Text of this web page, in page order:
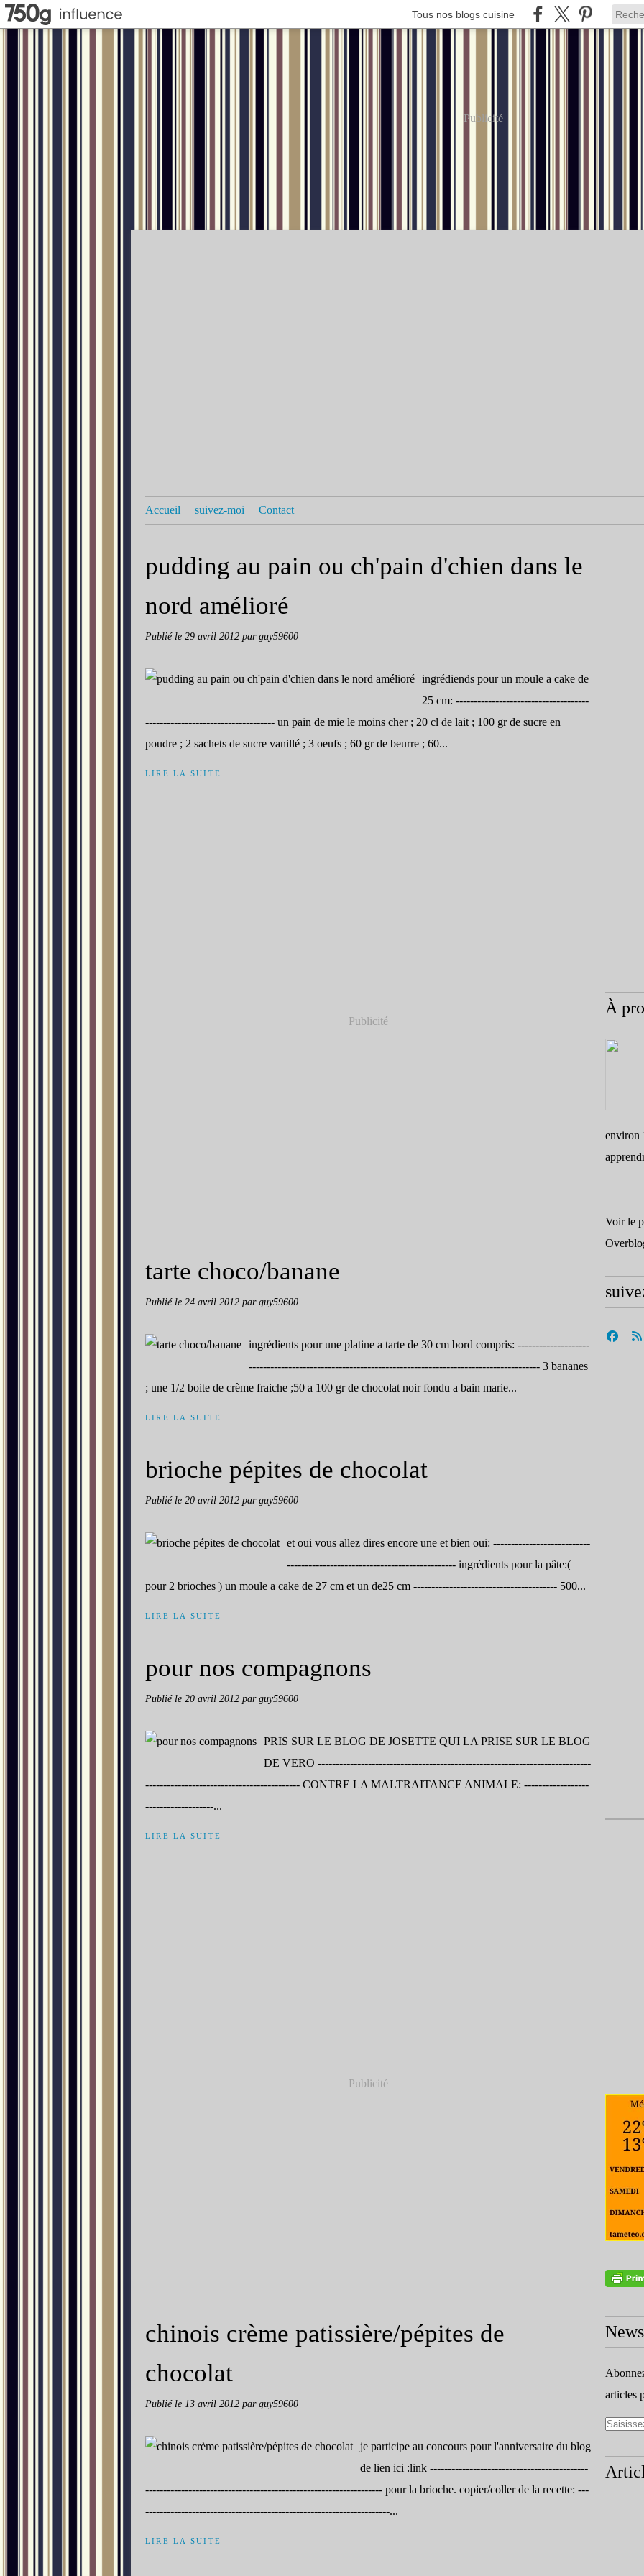
Tous nos blogs cuisine
Publicité
Accueil suivez-moi Contact
pudding au pain ou ch'pain d'chien dans le
nord amélioré
Publié le 29 avril 2012 par guy59600
ingrédiends pour un moule a cake de
25 cm: -------------------------------------
------------------------------------ un pain de mie le moins cher ; 20 cl de lait ; 100 gr de sucre en
poudre ; 2 sachets de sucre vanillé ; 3 oeufs ; 60 gr de beurre ; 60...
LIRE LA SUITE
Publicité
tarte choco/banane
Publié le 24 avril 2012 par guy59600
ingrédients pour une platine a tarte de 30 cm bord compris: --------------------
--------------------------------------------------------------------------------- 3 bananes
; une 1/2 boite de crème fraiche ;50 a 100 gr de chocolat noir fondu a bain marie...
LIRE LA SUITE
brioche pépites de chocolat
Publié le 20 avril 2012 par guy59600
et oui vous allez dires encore une et bien oui: ---------------------------
----------------------------------------------- ingrédients pour la pâte:(
pour 2 brioches ) un moule a cake de 27 cm et un de25 cm ---------------------------------------- 500...
LIRE LA SUITE
pour nos compagnons
Publié le 20 avril 2012 par guy59600
PRIS SUR LE BLOG DE JOSETTE QUI LA PRISE SUR LE BLOG
DE VERO ----------------------------------------------------------------------------
------------------------------------------- CONTRE LA MALTRAITANCE ANIMALE: ------------------
-------------------...
LIRE LA SUITE
Publicité
chinois crème patissière/pépites de
chocolat
Publié le 13 avril 2012 par guy59600
je participe au concours pour l'anniversaire du blog
de lien ici :link --------------------------------------------
------------------------------------------------------------------ pour la brioche. copier/coller de la recette: ---
--------------------------------------------------------------------...
LIRE LA SUITE
À
environ
Voir le
articles